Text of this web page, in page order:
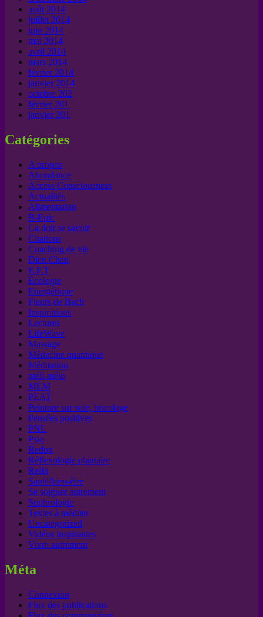
août 2014
juillet 2014
juin 2014
mai 2014
avril 2014
mars 2014
février 2014
janvier 2014
octobre 202
février 201
janvier 201
Catégories
A propos
Abondance
Access Consciousness
Actualités
Alimentation
B-Epic
Ca doit se savoir
Citations
Coaching de vie
Dien Chan
E.F.T
Ecologie
Energétique
Fleurs de Bach
Inspirations
Lectures
LifeWave
Massage
Médecine quantique
Méditation
méli-mélo
MLM
PEAT
Peinture sur soie, bricolage
Pensées positives
PNL
Psio
Redox
Réflexologie plantaire
Reiki
Santé/bien-être
Se soigner autrement
Sophrologie
Textes à méditer
Uncategorized
Vidéos inspirantes
Vivre autrement
Méta
Connexion
Flux des publications